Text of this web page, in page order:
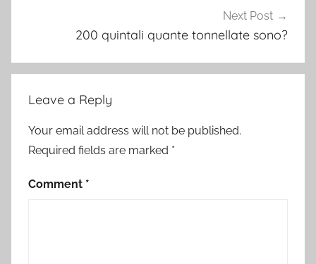
Next Post
200 quintali quante tonnellate sono?
Leave a Reply
Your email address will not be published.
Required fields are marked *
Comment *